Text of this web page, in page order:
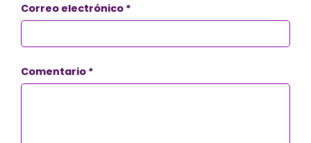
Correo electrónico *
Comentario *